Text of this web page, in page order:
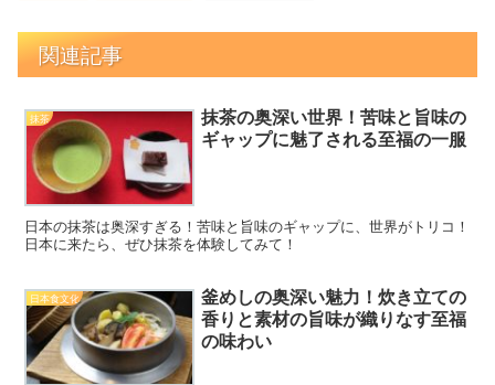
関連記事
抹茶
抹茶の奥深い世界！苦味と旨味の
ギャップに魅了される至福の一服
日本の抹茶は奥深すぎる！苦味と旨味のギャップに、世界がトリコ！
日本に来たら、ぜひ抹茶を体験してみて！
日本食文化
釜めしの奥深い魅力！炊き立ての
香りと素材の旨味が織りなす至福
の味わい